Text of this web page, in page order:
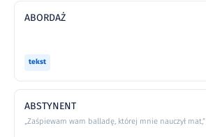
ABORDAŻ
tekst
ABSTYNENT
„Zaśpiewam wam balladę, której mnie nauczył mat,”